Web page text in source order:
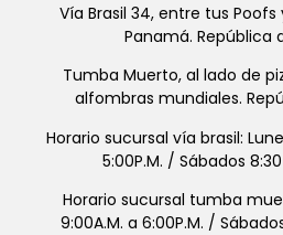
Vía Brasil 34, entre tus
Panamá. República
Tumba Muerto, al lado de
alfombras mundiales.
Horario sucursal vía brasil:
5:00P.M. / Sábados 8:30
Horario sucursal tumba
9:00A.M. a 6:00P.M. /